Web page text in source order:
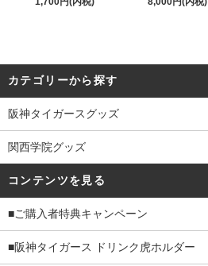
カテゴリーから探す
阪神タイガースグッズ
関西学院グッズ
コンテンツを見る
■ご購入者特典キャンペーン
■阪神タイガース ドリンク虎ホルダー